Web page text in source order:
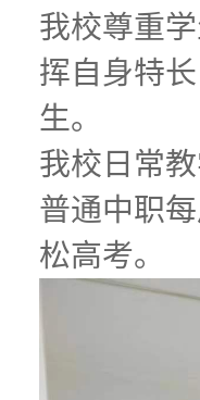
我校尊重
挥自身特
生。
我校日常
普通中职
松高考。